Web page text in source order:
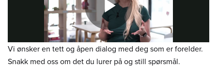
Vi ønsker en tett og åpen dialog med deg som er forelder.
Snakk med oss om det du lurer på og still spørsmål.